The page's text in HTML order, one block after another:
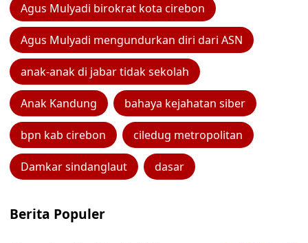
Agus Mulyadi birokrat kota cirebon
Agus Mulyadi mengundurkan diri dari ASN
anak-anak di jabar tidak sekolah
Anak Kandung bahaya kejahatan siber
bpn kab cirebon ciledug metropolitan
Damkar sindanglaut dasar
Berita Populer